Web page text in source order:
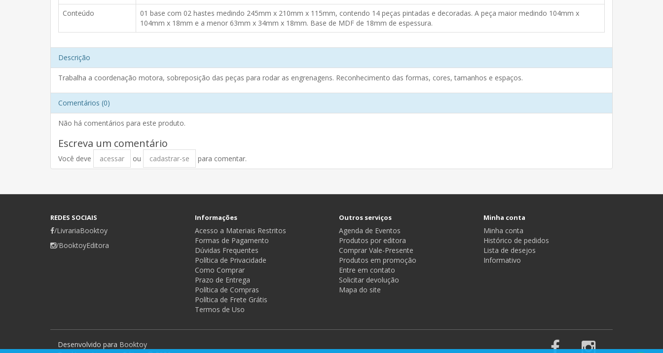
Conteúdo
01 base com 02 hastes medindo 245mm x 210mm x 115mm, contendo 14 peças pintadas e decoradas. A peça maior medindo 104mm x
104mm x 18mm e a menor 63mm x 34mm x 18mm. Base de MDF de 18mm de espessura.
Descrição
Trabalha a coordenação motora, sobreposição das peças para rodar as engrenagens. Reconhecimento das formas, cores, tamanhos e espaços.
Comentários (0)
Não há comentários para este produto.
Escreva um comentário
Você deve acessar ou cadastrar-se para comentar.
REDES SOCIAIS
/LivrariaBooktoy
/BooktoyEditora
Informações
Acesso a Materiais Restritos
Formas de Pagamento
Dúvidas Frequentes
Política de Privacidade
Como Comprar
Prazo de Entrega
Política de Compras
Política de Frete Grátis
Termos de Uso
Outros serviços
Agenda de Eventos
Produtos por editora
Comprar Vale-Presente
Produtos em promoção
Entre em contato
Solicitar devolução
Mapa do site
Minha conta
Minha conta
Histórico de pedidos
Lista de desejos
Informativo
Desenvolvido para Booktoy